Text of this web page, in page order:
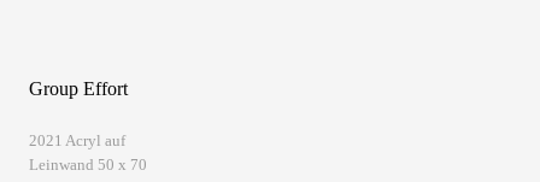
Group Effort
2021 Acryl auf
Leinwand 50 x 70